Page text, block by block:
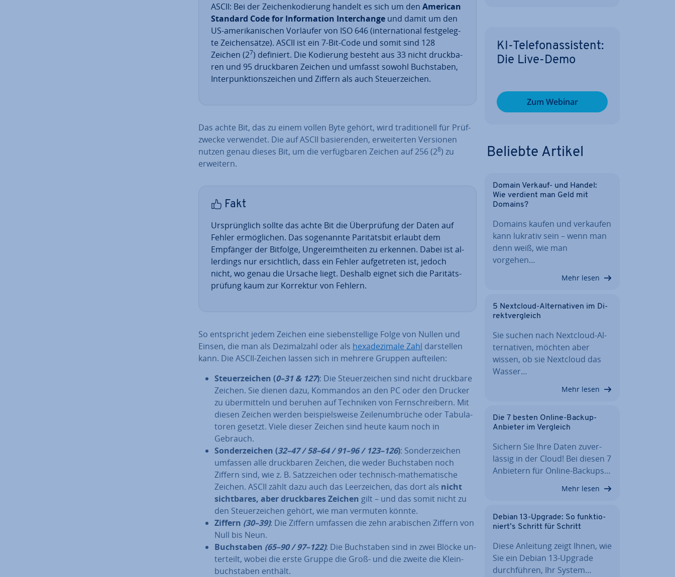
ASCII: Bei der Zei­chen­ko­die­rung handelt es sich um den American
Standard Code for In­for­ma­ti­on In­ter­ch­an­ge und damit um den
US-ame­ri­ka­ni­schen Vorläufer von ISO 646 (in­ter­na­tio­nal fest­ge­leg­
te Zei­chen­sät­ze). ASCII ist ein 7-Bit-Code und somit sind 128
Zeichen (27) definiert. Die Kodierung besteht aus 33 nicht druck­ba­
ren und 95 druck­ba­ren Zeichen und umfasst sowohl Buch­sta­ben,
In­ter­punk­ti­ons­zei­chen und Ziffern als auch Steu­er­zei­chen.
Das achte Bit, das zu einem vollen Byte gehört, wird tra­di­tio­nell für Prüf­
zwe­cke verwendet. Die auf ASCII ba­sie­ren­den, er­wei­ter­ten Versionen
nutzen genau dieses Bit, um die ver­füg­ba­ren Zeichen auf 256 (28) zu
erweitern.
Fakt
Ur­sprüng­lich sollte das achte Bit die Über­prü­fung der Daten auf
Fehler er­mög­li­chen. Das so­ge­nann­te Pa­ri­täts­bit erlaubt dem
Empfänger der Bitfolge, Un­ge­reimt­hei­ten zu erkennen. Dabei ist al­
ler­dings nur er­sicht­lich, dass ein Fehler auf­ge­tre­ten ist, jedoch
nicht, wo genau die Ursache liegt. Deshalb eignet sich die Pa­ri­täts­
prü­fung kaum zur Korrektur von Fehlern.
So ent­spricht jedem Zeichen eine sie­ben­stel­li­ge Folge von Nullen und
Einsen, die man als De­zi­mal­zahl oder als he­xa­de­zi­ma­le Zahl dar­stel­len
kann. Die ASCII-Zeichen lassen sich in mehrere Gruppen aufteilen:
Steu­er­zei­chen (0–31 & 127): Die Steu­er­zei­chen sind nicht druckbare
Zeichen. Sie dienen dazu, Kommandos an den PC oder den Drucker
zu über­mit­teln und beruhen auf Techniken von Fern­schrei­bern. Mit
diesen Zeichen werden bei­spiels­wei­se Zei­len­um­brü­che oder Ta­bu­la­
to­ren gesetzt. Viele dieser Zeichen sind heute kaum noch in
Gebrauch.
Son­der­zei­chen (32–47 / 58–64 / 91–96 / 123–126): Son­der­zei­chen
umfassen alle druck­ba­ren Zeichen, die weder Buch­sta­ben noch
Ziffern sind, wie z. B. Satz­zei­chen oder technisch-ma­the­ma­ti­sche
Zeichen. ASCII zählt dazu auch das Leer­zei­chen, das dort als nicht
sicht­ba­res, aber druck­ba­res Zeichen gilt – und das somit nicht zu
den Steu­er­zei­chen gehört, wie man vermuten könnte.
Ziffern (30–39): Die Ziffern umfassen die zehn ara­bi­schen Ziffern von
Null bis Neun.
Buch­sta­ben (65–90 / 97–122): Die Buch­sta­ben sind in zwei Blöcke un­
ter­teilt, wobei die erste Gruppe die Groß- und die zweite die Klein­
buch­sta­ben enthält.
KI-Te­le­fon­as­sis­tent:
Die Live-Demo
Zum Webinar
Beliebte Artikel
Domain Verkauf- und Handel:
Wie verdient man Geld mit
Domains?
Domains kaufen und verkaufen
kann lukrativ sein – wenn man
denn weiß, wie man
vorgehen…
Mehr lesen
5 Nextcloud-Al­ter­na­ti­ven im Di­
rekt­ver­gleich
Sie suchen nach Nextcloud-Al­
ter­na­ti­ven, möchten aber
wissen, ob sie Nextcloud das
Wasser…
Mehr lesen
Die 7 besten Online-Backup-
Anbieter im Vergleich
Sichern Sie Ihre Daten zu­ver­
läs­sig in der Cloud! Bei diesen 7
Anbietern für Online-Backups…
Mehr lesen
Debian 13-Upgrade: So funk­tio­
niert’s Schritt für Schritt
Diese Anleitung zeigt Ihnen, wie
Sie ein Debian 13-Upgrade
durch­füh­ren, Ihr System…